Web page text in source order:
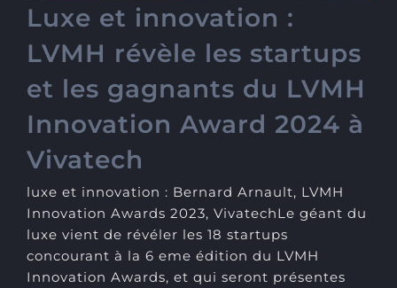
Luxe et innovation :
LVMH révèle les startups
et les gagnants du LVMH
Innovation Award 2024 à
Vivatech
luxe et innovation : Bernard Arnault, LVMH
Innovation Awards 2023, VivatechLe géant du
luxe vient de révéler les 18 startups
concourant à la 6 eme édition du LVMH
Innovation Awards, et qui seront présentes